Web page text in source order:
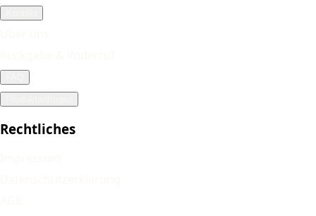
Rechtliches